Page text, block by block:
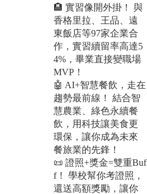
🏨 實習像開外掛！ 與
香格里拉、王品、遠
東飯店等97家企業合
作，實習續留率高達5
4%，畢業直接變職場
MVP！
🤖 AI+智慧餐飲，走在
趨勢最前線！ 結合智
慧農業、綠色永續餐
飲，用科技讓美食更
環保，讓你成為未來
餐旅業的先鋒！
📜 證照+獎金=雙重Buf
f！ 學校幫你考證照，
還送高額獎勵，讓你